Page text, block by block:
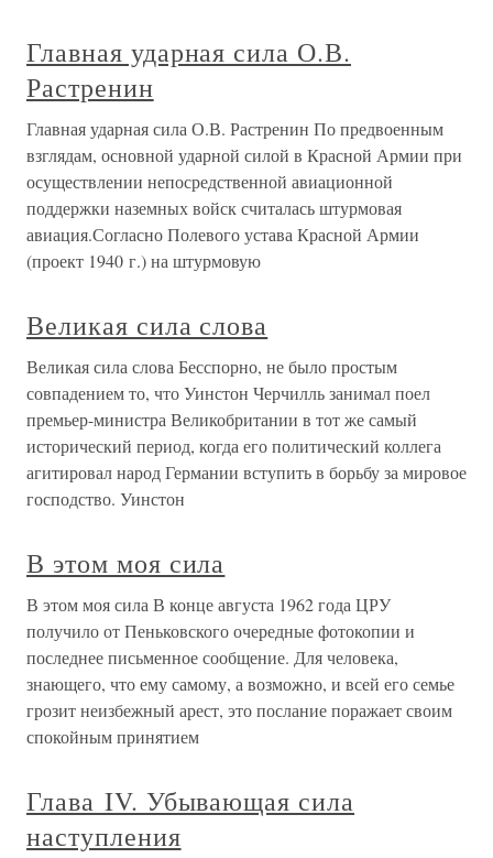
Главная ударная сила О.В.
Растренин
Главная ударная сила О.В. Растренин По предвоенным
взглядам, основной ударной силой в Красной Армии при
осуществлении непосредственной авиационной
поддержки наземных войск считалась штурмовая
авиация.Согласно Полевого устава Красной Армии
(проект 1940 г.) на штурмовую
Великая сила слова
Великая сила слова Бесспорно, не было простым
совпадением то, что Уинстон Черчилль занимал поел
премьер-министра Великобритании в тот же самый
исторический период, когда его политический коллега
агитировал народ Германии вступить в борьбу за мировое
господство. Уинстон
В этом моя сила
В этом моя сила В конце августа 1962 года ЦРУ
получило от Пеньковского очередные фотокопии и
последнее письменное сообщение. Для человека,
знающего, что ему самому, а возможно, и всей его семье
грозит неизбежный арест, это послание поражает своим
спокойным принятием
Глава IV. Убывающая сила
наступления